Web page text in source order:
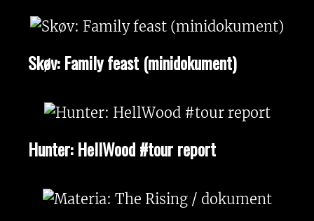
Skøv: Family feast (minidokument)
Hunter: HellWood #tour report